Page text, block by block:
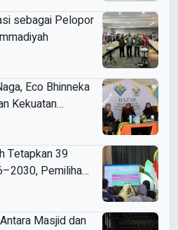
sebagai Pelopor
Eco Bhinneka
Kekuatan
Nasyiatul
Tetapkan 39
Pemilihan
Masjid dan